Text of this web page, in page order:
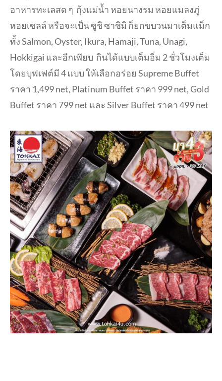
อาหารทะเลสด ๆ กุ้งแม่น้ำ หอยนางรม หอยแมลงภู่
หอยเซลล์ หรือจะเป็น ซูชิ ซาชิมิ ก็ยกขบวนมาเต็มแม็ก
ทั้ง Salmon, Oyster, Ikura, Hamaji, Tuna, Unagi,
Hokkigai และอีกเพียบ กินได้แบบเต็มอิ่ม 2 ชั่วโมงเต็ม
โดยบุฟเฟต์มี 4 แบบ ให้เลือกอร่อย Supreme Buffet
ราคา 1,499 net, Platinum Buffet ราคา 999 net, Gold
Buffet ราคา 799 net และ Silver Buffet ราคา 499 net